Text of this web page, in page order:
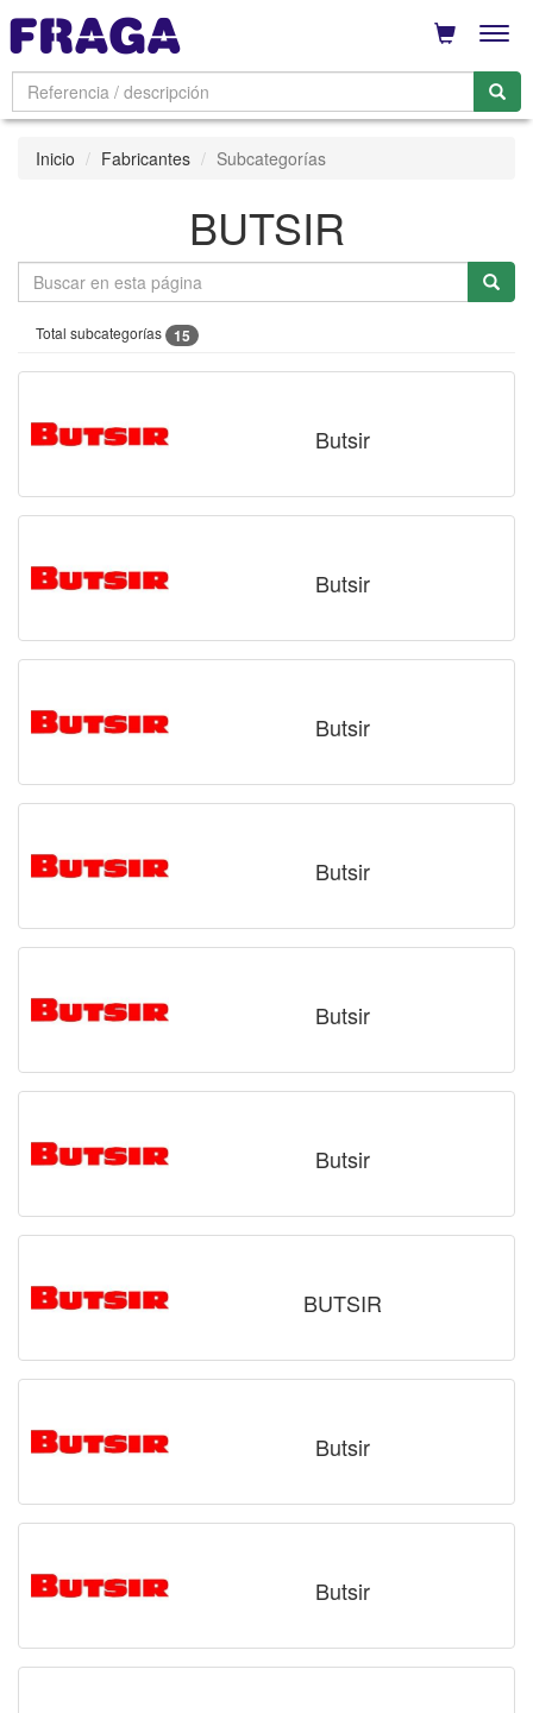
Inicio Fabricantes Subcategorías
BUTSIR
Total subcategorías 15
Butsir
Butsir
Butsir
Butsir
Butsir
Butsir
BUTSIR
Butsir
Butsir